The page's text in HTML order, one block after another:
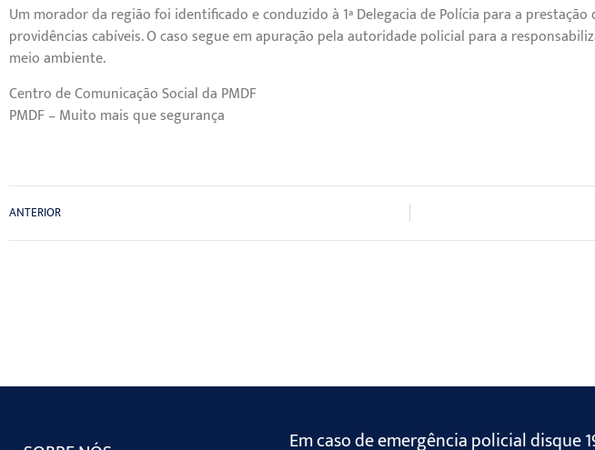
Um morador da região foi identificado e conduzido à 1ª Delegacia de Polícia para a
providências cabíveis. O caso segue em apuração pela autoridade policial para a
meio ambiente.
Centro de Comunicação Social da PMDF
PMDF – Muito mais que segurança
ANTERIOR
Em caso de emergência policial disque